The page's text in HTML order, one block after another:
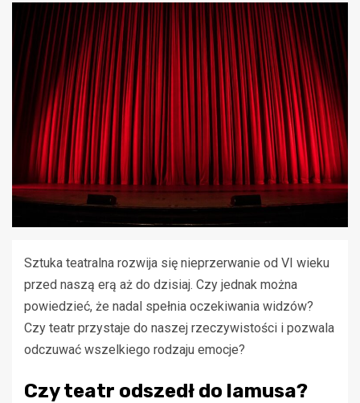
Sztuka teatralna rozwija się nieprzerwanie od VI wieku
przed naszą erą aż do dzisiaj. Czy jednak można
powiedzieć, że nadal spełnia oczekiwania widzów?
Czy teatr przystaje do naszej rzeczywistości i pozwala
odczuwać wszelkiego rodzaju emocje?
Czy teatr odszedł do lamusa?